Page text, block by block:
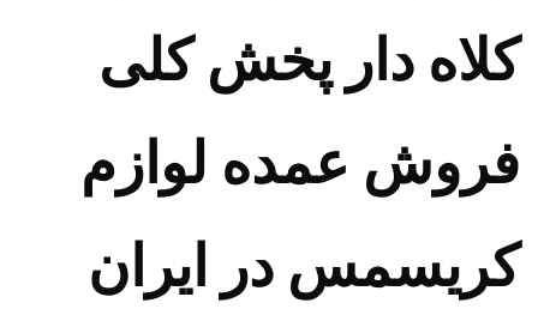
کلاه دار پخش کلی
فروش عمده لوازم
کریسمس در ایران